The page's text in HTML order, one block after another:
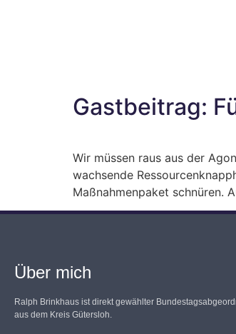
Gastbeitrag:
Wir müssen raus aus der
wachsende
Maßnahmenpaket schnüren.
Über mich
Ralph Brinkhaus ist direkt gewählter
aus dem Kreis Gütersloh.